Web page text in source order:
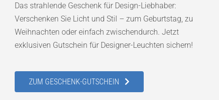
Das strahlende Geschenk für Design-Liebhaber:
Verschenken Sie Licht und Stil – zum Geburtstag, zu
Weihnachten oder einfach zwischendurch. Jetzt
exklusiven Gutschein für Designer-Leuchten sichern!
ZUM GESCHENK-GUTSCHEIN